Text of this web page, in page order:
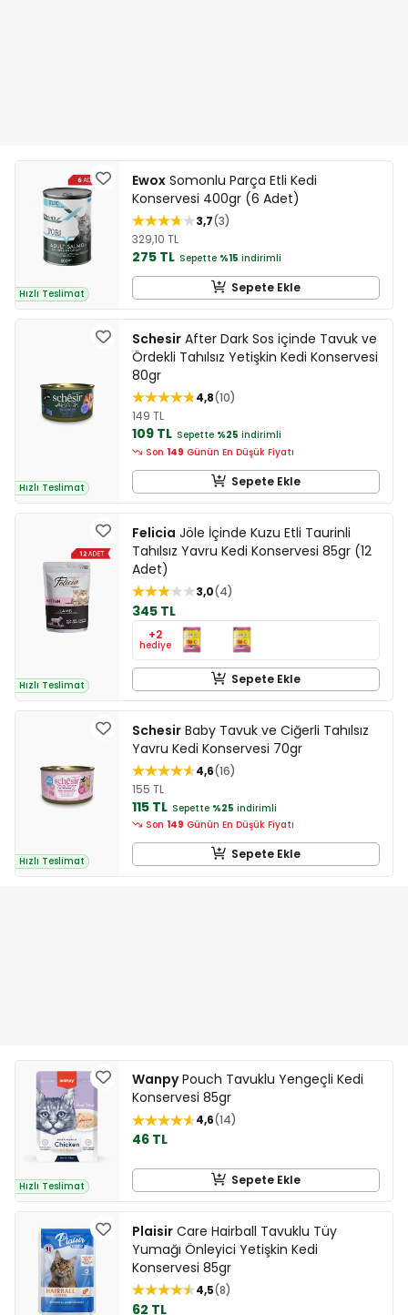
Hızlı Teslimat
Ewox Somonlu Parça Etli Kedi
Konservesi 400gr (6 Adet)
3,7 3
329,10 TL
275 TL Sepette %15 indirimli
Sepete Ekle
Hızlı Teslimat
Schesir After Dark Sos içinde Tavuk ve
Ördekli Tahılsız Yetişkin Kedi Konservesi
80gr
4,8 10
149 TL
109 TL Sepette %25 indirimli
Son 149 Günün En Düşük Fiyatı
Sepete Ekle
Hızlı Teslimat
Felicia Jöle İçinde Kuzu Etli Taurinli
Tahılsız Yavru Kedi Konservesi 85gr (12
Adet)
3,0 4
345 TL
+2
hediye
Sepete Ekle
Hızlı Teslimat
Schesir Baby Tavuk ve Ciğerli Tahılsız
Yavru Kedi Konservesi 70gr
4,6 16
155 TL
115 TL Sepette %25 indirimli
Son 149 Günün En Düşük Fiyatı
Sepete Ekle
Hızlı Teslimat
WanpyPouch Tavuklu Yengeçli Kedi
Konservesi 85gr
4,6 14
46 TL
Sepete Ekle
Plaisir Care Hairball Tavuklu Tüy
Yumağı Önleyici Yetişkin Kedi
Konservesi 85gr
4,5 8
62 TL